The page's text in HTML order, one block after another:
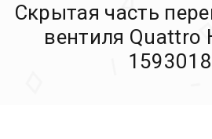
Скрытая часть
вентиля Quattro